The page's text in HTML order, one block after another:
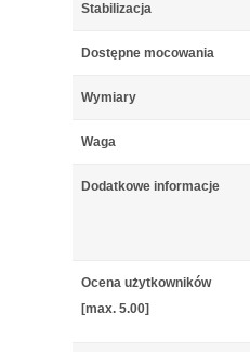
Stabilizacja
Dostępne mocowania
Wymiary
Waga
Dodatkowe informacje
Ocena użytkowników
[max. 5.00]